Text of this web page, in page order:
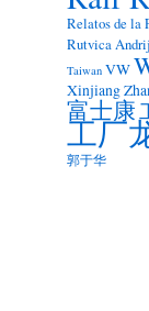
Relatos de la
Rutvica
Taiwan VW
Xinjiang
富士康
工厂
郭于华